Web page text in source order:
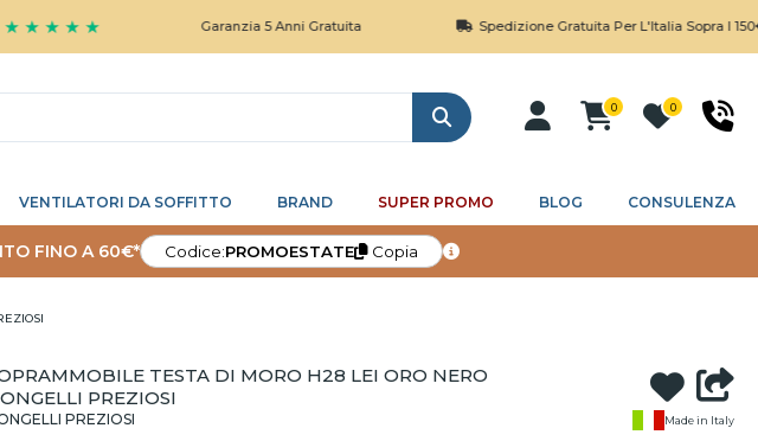
★ ★ Garanzia 5 Anni Gratuita Spedizione Gratuita Per L'Italia Sopra I 150€
Cerca
0 0
VENTILATORI DA SOFFITTO BRAND SUPER PROMO BLOG CONSULENZA
FINO A 60€* Codice:PROMOESTATE Copia
TESTA DI MORO H28 LEI ORO NERO
PREZIOSI
PREZIOSI Made in Italy